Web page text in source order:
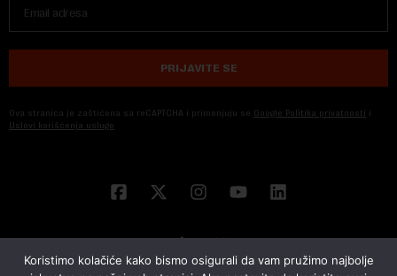
PRIJAVITE SE
Ova stranica je zaštićena sa reCAPTCHA i primenjuju se Google Politika privatnosti i
Uslovi korišćenja usluge
Koristimo kolačiće kako bismo osigurali da vam pružimo najbolje